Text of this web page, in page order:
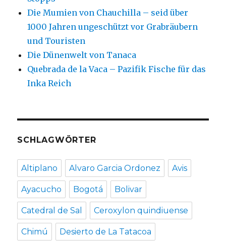
Die Mumien von Chauchilla – seid über
1000 Jahren ungeschützt vor Grabräubern
und Touristen
Die Dünenwelt von Tanaca
Quebrada de la Vaca – Pazifik Fische für das
Inka Reich
SCHLAGWÖRTER
Altiplano Alvaro Garcia Ordonez Avis
Ayacucho Bogotá Bolivar
Catedral de Sal Ceroxylon quindiuense
Chimú Desierto de La Tatacoa